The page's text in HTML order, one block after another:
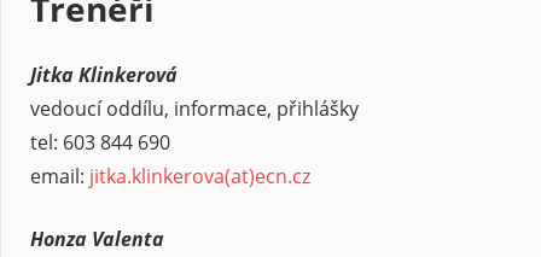
Jitka Klinkerová
vedoucí oddílu, informace, přihlášky
tel: 603 844 690
email: jitka.klinkerova(at)ecn.cz
Honza Valenta